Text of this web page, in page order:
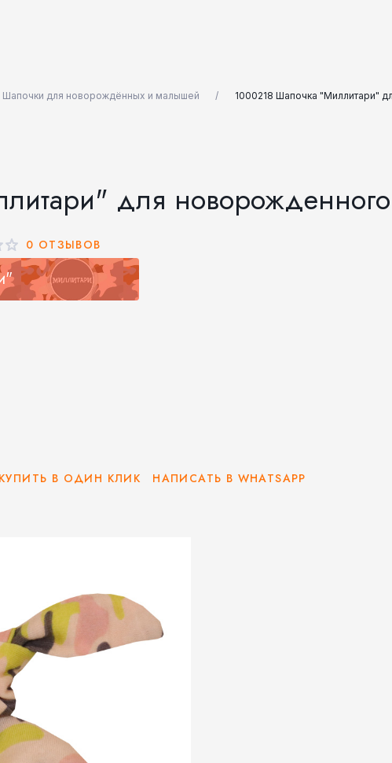
Шапочки для новорождённых и малышей 1000218 Шапочка "Миллитари"
для новорожденного
0 ОТЗЫВОВ
КУПИТЬ В ОДИН КЛИК НАПИСАТЬ В WHATSAPP